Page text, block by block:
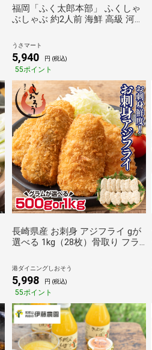
福岡「ふく太郎本部」 ふくしゃ
ぶしゃぶ 約2人前 海鮮 高級 河豚
ト 2人前
うさマート
5,940 円 (税込)
55ポイント
長崎県産 お刺身 アジフライ gが
選べる 1kg（28枚）骨取り フラ
ジ 骨なし 鰺フライ 鯵 惣菜
港ダイニングしおそう
5,998 円 (税込)
55ポイント